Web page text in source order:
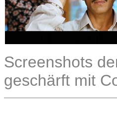
Screenshots
geschärft mit